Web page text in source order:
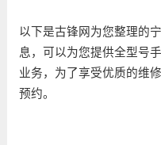
以下是古锋网为您整理的
息，可以为您提供全型号
业务，为了享受优质的维
预约。